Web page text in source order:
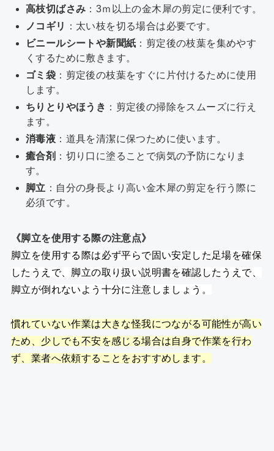
高枝切ばさみ ：3ｍ以上の金木犀の剪定に便利です。
ノコギリ
：太い枝を切る場合は必要です。
ビニールシートや新聞紙 ：剪定後の枝葉を集めやす
くするために敷きます。
ゴミ袋 ：剪定後の枝葉をすぐに片付けるために使用
します。
ちりとりやほうき ：剪定後の掃除をスムーズに行え
ます。
消毒液 ：道具を清潔に保つために使います。
癒合剤 ：切り口に塗ることで病気の予防になりま
す。
脚立 ：自分の身長より高い金木犀の剪定を行う際に
必須です。
《脚立を使用する際の注意点》
脚立を使用する際は必ず平らで固い安定した足場を確保
したうえで、脚立の取り扱い説明書を確認したうえで、
脚立が倒れないよう十分に注意しましょう。
慣れていない作業は大きな怪我につながる可能性が高い
ため、少しでも不安を感じる場合は自身で作業を行わ
ず、業者へ依頼することをおすすめします。